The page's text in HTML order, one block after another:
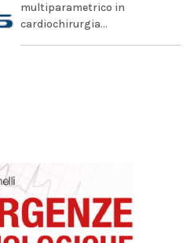
multiparametrico in
cardiochirurgia...